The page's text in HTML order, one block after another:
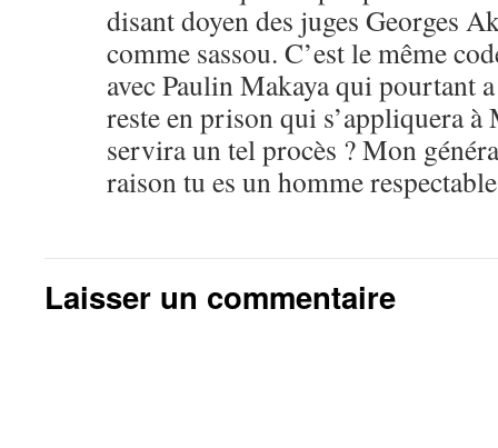
disant doyen des juges Georges
comme sassou. C’est le même
avec Paulin Makaya qui pourtant
reste en prison qui s’appliquera
servira un tel procès ? Mon
raison tu es un homme
Laisser un commentaire